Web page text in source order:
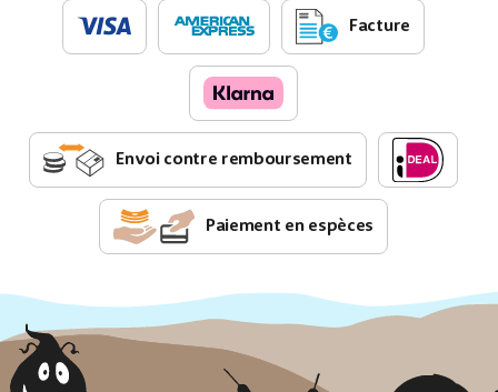
Facture
Envoi contre remboursement
Paiement en espèces